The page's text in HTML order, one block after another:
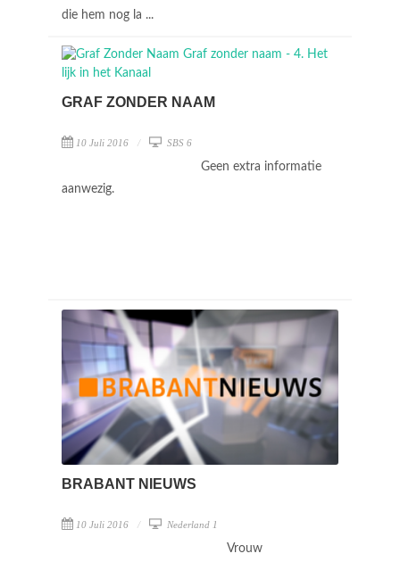
die hem nog la ...
GRAF ZONDER NAAM
10 Juli 2016 SBS 6
Geen extra informatie
aanwezig.
BRABANT NIEUWS
10 Juli 2016 Nederland 1
Vrouw